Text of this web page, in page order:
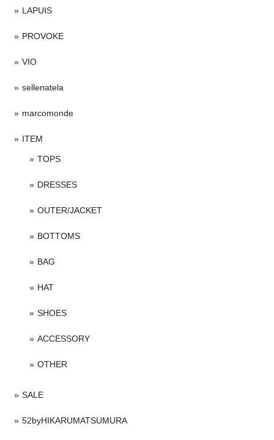
LAPUIS
PROVOKE
VIO
sellenatela
marcomonde
ITEM
TOPS
DRESSES
OUTER/JACKET
BOTTOMS
BAG
HAT
SHOES
ACCESSORY
OTHER
SALE
52byHIKARUMATSUMURA